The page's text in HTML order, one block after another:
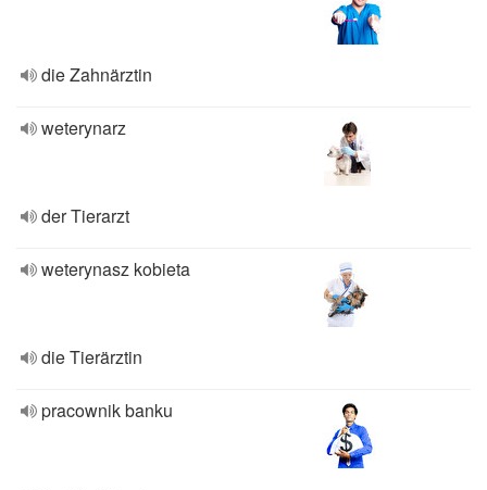
die Zahnärztin
weterynarz
der Tierarzt
weterynasz kobieta
die Tierärztin
pracownik banku